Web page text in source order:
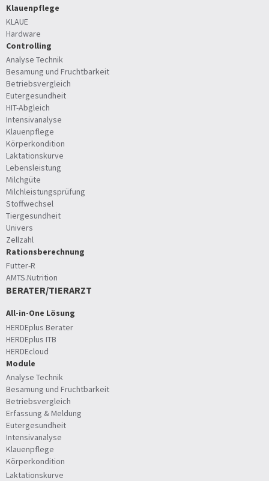
Klauenpflege
KLAUE
Hardware
Controlling
Analyse Technik
Besamung und Fruchtbarkeit
Betriebsvergleich
Eutergesundheit
HIT-Abgleich
Intensivanalyse
Klauenpflege
Körperkondition
Laktationskurve
Lebensleistung
Milchgüte
Milchleistungsprüfung
Stoffwechsel
Tiergesundheit
Univers
Zellzahl
Rationsberechnung
Futter-R
AMTS.Nutrition
BERATER/TIERARZT
All-in-One Lösung
HERDEplus Berater
HERDEplus ITB
HERDEcloud
Module
Analyse Technik
Besamung und Fruchtbarkeit
Betriebsvergleich
Erfassung & Meldung
Eutergesundheit
Intensivanalyse
Klauenpflege
Körperkondition
Laktationskurve